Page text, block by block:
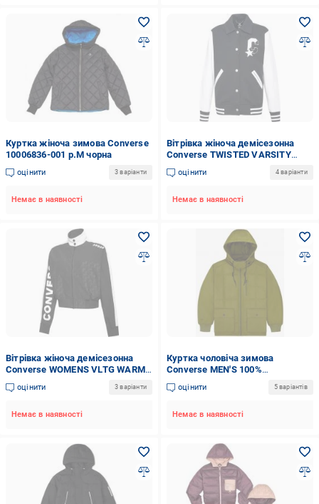
Куртка жіноча зимова Converse
10006836-001 р.M чорна
оцінити 3 варіанти
Немає в наявності
Вітрівка жіноча демісезонна
Converse TWISTED VARSITY
KNIT JACKET 10018557-001 р.L
чорнаоцінити 4 варіанти
Немає в наявності
Вітрівка жіноча демісезонна
Converse WOMENS VLTG WARM
UP JACKET 10019185-001 р.L
чорнаоцінити 3 варіанти
Немає в наявності
Куртка чоловіча зимова
Converse MEN'S 100%
POLYESTER WOVEN JACKET
10019986-366 р.M хакі
оцінити 5 варіантів
Немає в наявності